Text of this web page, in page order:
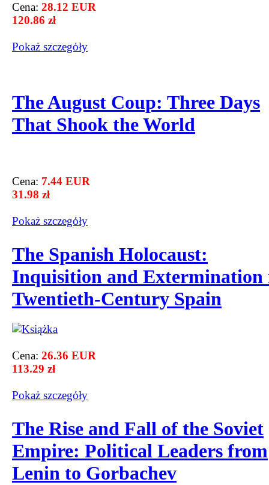
Cena: 28.12 EUR
120.86 zł
Pokaż szczegόły
The August Coup: Three Days
That Shook the World
Cena: 7.44 EUR
31.98 zł
Pokaż szczegόły
The Spanish Holocaust:
Inquisition and Extermination
Twentieth-Century Spain
Cena: 26.36 EUR
113.29 zł
Pokaż szczegόły
The Rise and Fall of the Soviet
Empire: Political Leaders from
Lenin to Gorbachev